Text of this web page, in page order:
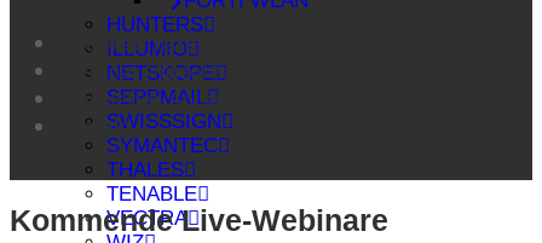
HUNTERS
ILLUMIO
NETSKOPE
SEPPMAIL
SWISSSIGN
SYMANTEC
THALES
TENABLE
VECTRA
Live-Webinare
Webinar-Videothek
Newsletter-Anmeldung
Kontakt
Kommende Live-Webinare